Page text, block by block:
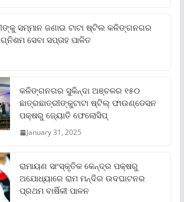
ସମ୍ମାନ ଜଣାଇ ଟାଟା ଷ୍ଟିଲ କଳିଙ୍ଗନଗର
ସେବା ସପ୍ତାହ ପାଳିତ
କଳିଙ୍ଗନଗର ସୁକିନ୍ଦା ଅଞ୍ଚଳର ୧୫୦
ଛାତ୍ରଛାତ୍ରୀଙ୍କୁଟାଟା ଷ୍ଟିଲ୍ ଫାଉଣ୍ଡେସନ
ପକ୍ଷରୁ ଜ୍ୟୋତି ଫେଲୋସିପ୍‌
January 31, 2025
ରାମାୟଣ ସାଂସ୍କୃତିକ କେନ୍ଦ୍ର ପକ୍ଷରୁ
ଅଯୋଧ୍ୟାରେ ରାମ ମନ୍ଦିର ଉଦଘାଟନର
ପ୍ରଥମ ବାର୍ଷିକୀ ପାଳନ